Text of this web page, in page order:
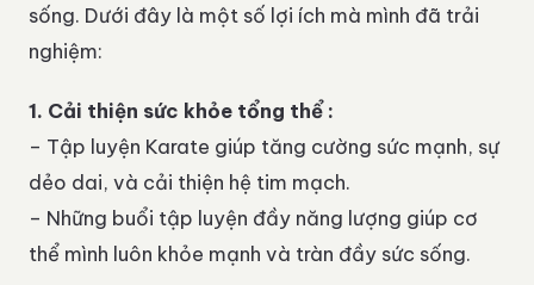
sống. Dưới đây là một số lợi ích mà mình đã trải
nghiệm:
1. Cải thiện sức khỏe tổng thể :
– Tập luyện Karate giúp tăng cường sức mạnh, sự
dẻo dai, và cải thiện hệ tim mạch.
– Những buổi tập luyện đầy năng lượng giúp cơ
thể mình luôn khỏe mạnh và tràn đầy sức sống.